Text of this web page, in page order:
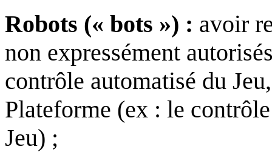
Robots (« bots ») : avoir
non expressément
contrôle automatisé du
Plateforme (ex : le
Jeu) ;